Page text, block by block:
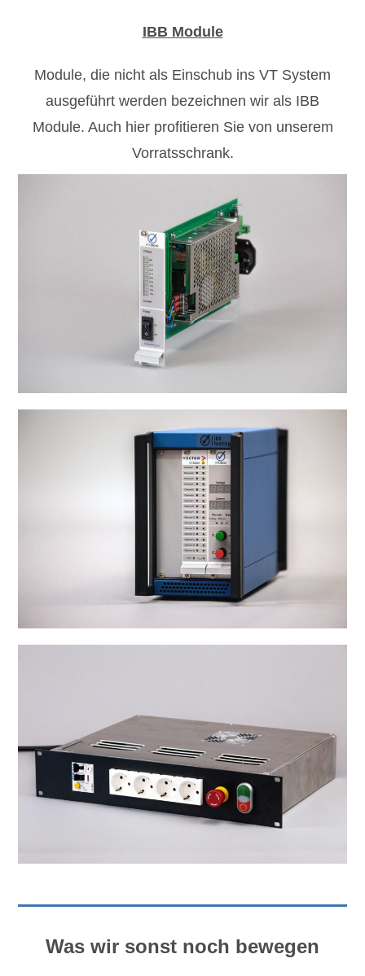
IBB Module
Module, die nicht als Einschub ins VT System
ausgeführt werden bezeichnen wir als IBB
Module. Auch hier profitieren Sie von unserem
Vorratsschrank.
Was wir sonst noch bewegen